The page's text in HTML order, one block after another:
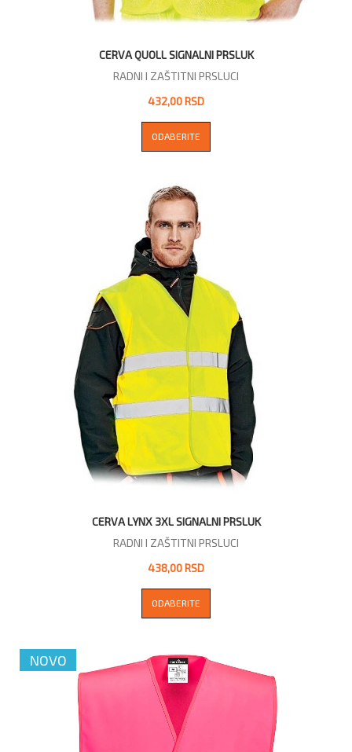
CERVA QUOLL SIGNALNI PRSLUK
RADNI I ZAŠTITNI PRSLUCI
432,00 RSD
ODABERITE
CERVA LYNX 3XL SIGNALNI PRSLUK
RADNI I ZAŠTITNI PRSLUCI
438,00 RSD
ODABERITE
NOVO